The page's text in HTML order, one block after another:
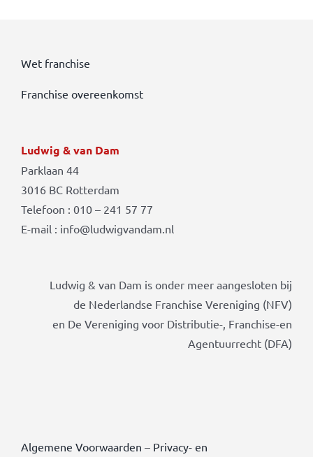
Wet franchise
Franchise overeenkomst
Ludwig & van Dam
Parklaan 44
3016 BC Rotterdam
Telefoon : 010 – 241 57 77
E-mail : info@ludwigvandam.nl
Ludwig & van Dam is onder meer aangesloten bij
de Nederlandse Franchise Vereniging (NFV)
en De Vereniging voor Distributie-, Franchise-en
Agentuurrecht (DFA)
Algemene Voorwaarden – Privacy- en